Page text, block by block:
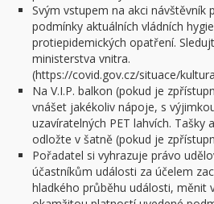
Svým vstupem na akci návštěvník
podmínky aktuálních vládních
protiepidemických opatření.
ministerstva vnitra.
(https://covid.gov.cz/situace/
Na V.I.P. balkon (pokud je
vnášet jakékoliv nápoje, s
uzavíratelných PET lahvích. Tašky
odložte v šatně (pokud je
Pořadatel si vyhrazuje právo
účastníkům události za účelem
hladkého průběhu události, měnit